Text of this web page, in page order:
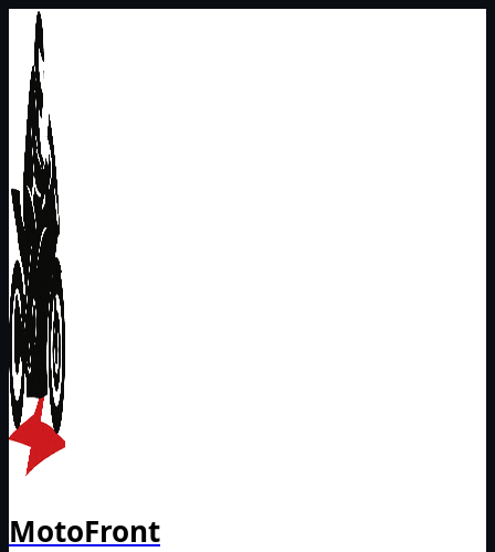
Перейти
содержимому
MotoFront